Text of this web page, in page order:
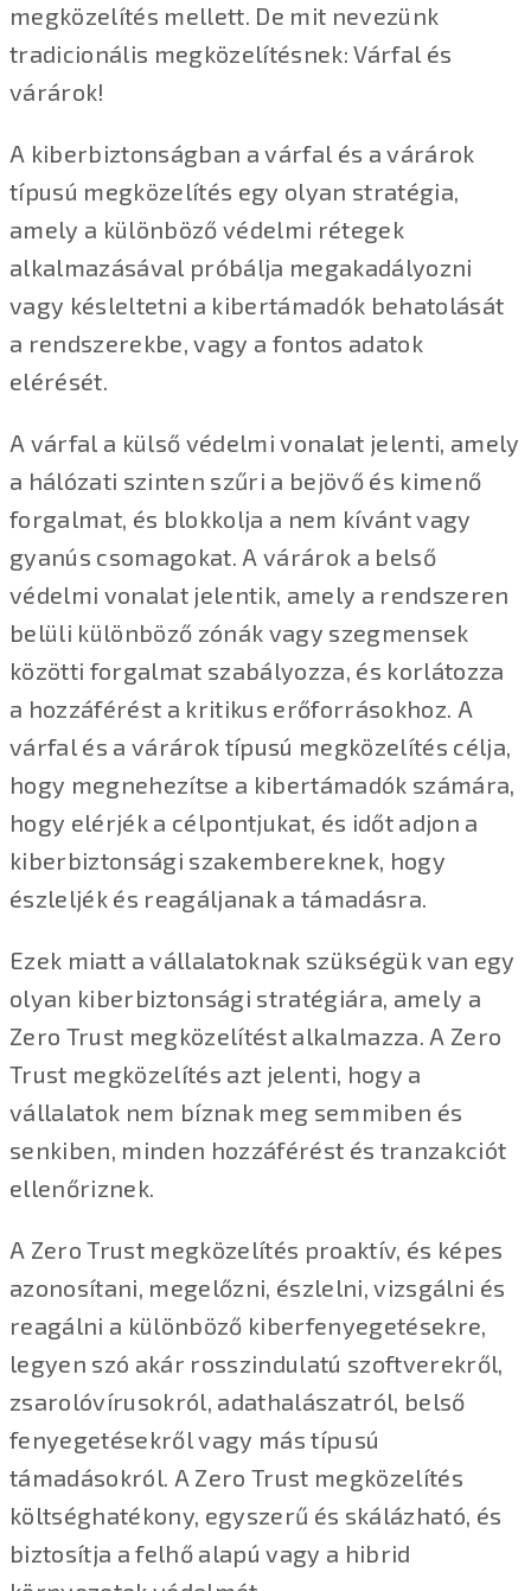
megközelítés mellett. De mit nevezünk
tradicionális megközelítésnek: Várfal és
várárok!
A kiberbiztonságban a várfal és a várárok
típusú megközelítés egy olyan stratégia,
amely a különböző védelmi rétegek
alkalmazásával próbálja megakadályozni
vagy késleltetni a kibertámadók behatolását
a rendszerekbe, vagy a fontos adatok
elérését.
A várfal a külső védelmi vonalat jelenti, amely
a hálózati szinten szűri a bejövő és kimenő
forgalmat, és blokkolja a nem kívánt vagy
gyanús csomagokat. A várárok a belső
védelmi vonalat jelentik, amely a rendszeren
belüli különböző zónák vagy szegmensek
közötti forgalmat szabályozza, és korlátozza
a hozzáférést a kritikus erőforrásokhoz. A
várfal és a várárok típusú megközelítés célja,
hogy megnehezítse a kibertámadók számára,
hogy elérjék a célpontjukat, és időt adjon a
kiberbiztonsági szakembereknek, hogy
észleljék és reagáljanak a támadásra.
Ezek miatt a vállalatoknak szükségük van egy
olyan kiberbiztonsági stratégiára, amely a
Zero Trust megközelítést alkalmazza. A Zero
Trust megközelítés azt jelenti, hogy a
vállalatok nem bíznak meg semmiben és
senkiben, minden hozzáférést és tranzakciót
ellenőriznek.
A Zero Trust megközelítés proaktív, és képes
azonosítani, megelőzni, észlelni, vizsgálni és
reagálni a különböző kiberfenyegetésekre,
legyen szó akár rosszindulatú szoftverekről,
zsarolóvírusokról, adathalászatról, belső
fenyegetésekről vagy más típusú
támadásokról. A Zero Trust megközelítés
költséghatékony, egyszerű és skálázható, és
biztosítja a felhő alapú vagy a hibrid